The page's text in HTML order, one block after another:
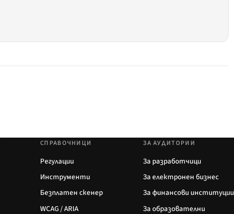
СПРАВОЧНИЦИ
Регулации
Инструменти
Безплатен скенер
WCAG / ARIA
ЗА АУДИТОРИИ
За разработчици
За електронен бизнес
За финансови институции
За образователни